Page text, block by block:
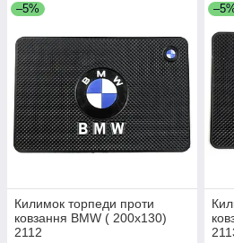
–5%
Килимок торпеди проти
ковзання BMW ( 200x130)
2112